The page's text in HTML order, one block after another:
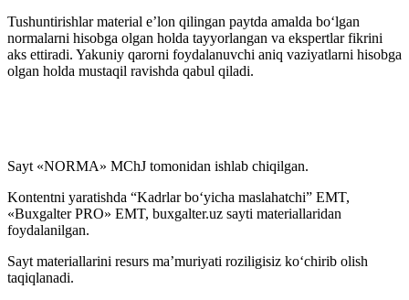
Tushuntirishlar material e’lon qilingan paytda amalda boʻlgan
normalarni hisobga olgan holda tayyorlangan va ekspertlar fikrini
aks ettiradi. Yakuniy qarorni foydalanuvchi aniq vaziyatlarni hisobga
olgan holda mustaqil ravishda qabul qiladi.
Sayt «NORMA» MChJ tomonidan ishlab chiqilgan.
Kontentni yaratishda “Kadrlar boʻyicha maslahatchi” EMT,
«Buxgalter PRO» EMT, buxgalter.uz sayti materiallaridan
foydalanilgan.
Sayt materiallarini resurs ma’muriyati roziligisiz koʻchirib olish
taqiqlanadi.